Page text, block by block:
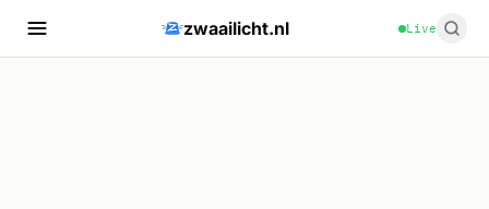
zwaailicht.nl Live